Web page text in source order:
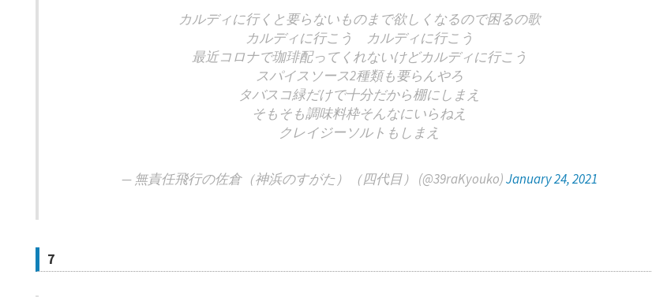
カルディに行くと要らないものまで欲しくなるので困るの歌
カルディに行こう カルディに行こう
最近コロナで珈琲配ってくれないけどカルディに行こう
スパイスソース2種類も要らんやろ
タバスコ緑だけで十分だから棚にしまえ
そもそも調味料枠そんなにいらねえ
クレイジーソルトもしまえ
— 無責任飛行の佐倉（神浜のすがた）（四代目） (@39raKyouko)January 24, 2021
7